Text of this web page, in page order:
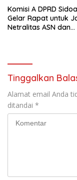
Komisi A DPRD
Gelar Rapat untuk
Netralitas ASN dan
Tinggalkan
Alamat email Anda
ditandai *